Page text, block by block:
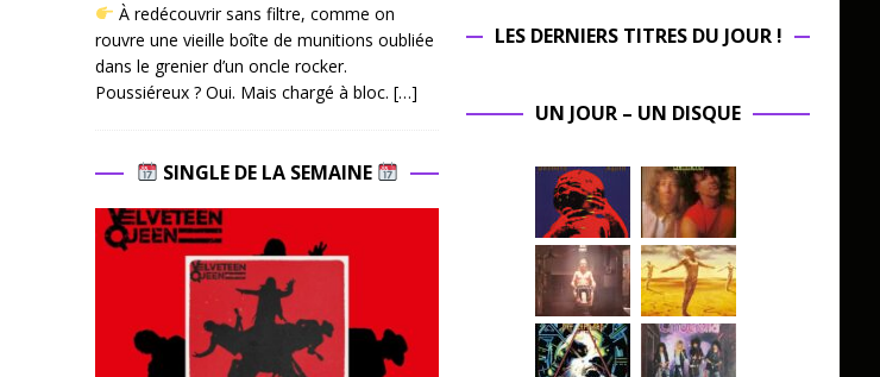
À redécouvrir sans filtre, comme on
rouvre une vieille boîte de munitions oubliée
dans le grenier d’un oncle rocker.
Poussiéreux ? Oui. Mais chargé à bloc. […]
SINGLE DE LA SEMAINE
LES DERNIERS TITRES DU JOUR !
UN JOUR – UN DISQUE